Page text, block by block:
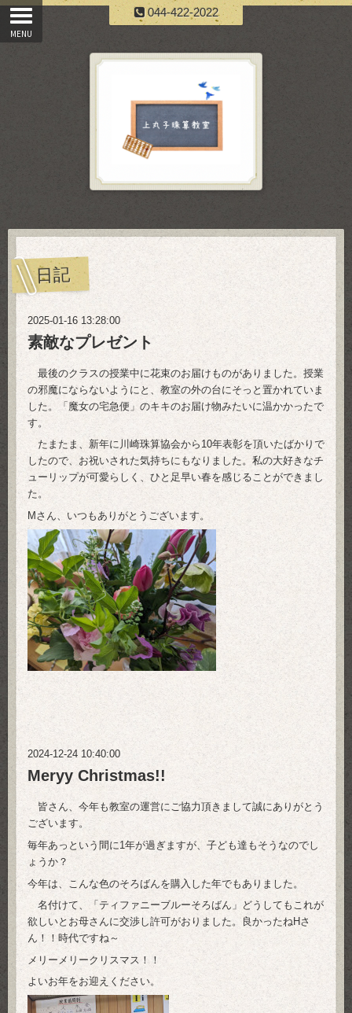
044-422-2022
日記
2025-01-16 13:28:00
素敵なプレゼント
最後のクラスの授業中に花束のお届けものがありました。授業
の邪魔にならないようにと、教室の外の台にそっと置かれていま
した。「魔女の宅急便」のキキのお届け物みたいに温かかったで
す。
たまたま、新年に川崎珠算協会から10年表彰を頂いたばかりで
したので、お祝いされた気持ちにもなりました。私の大好きなチ
ューリップが可愛らしく、ひと足早い春を感じることができまし
た。
Mさん、いつもありがとうございます。
2024-12-24 10:40:00
Meryy Christmas!!
皆さん、今年も教室の運営にご協力頂きまして誠にありがとう
ございます。
毎年あっという間に1年が過ぎますが、子ども達もそうなのでし
ょうか？
今年は、こんな色のそろばんを購入した年でもありました。
名付けて、「ティファニーブルーそろばん」どうしてもこれが
欲しいとお母さんに交渉し許可がおりました。良かったねHさ
ん！！時代ですね～
メリーメリークリスマス！！
よいお年をお迎えください。